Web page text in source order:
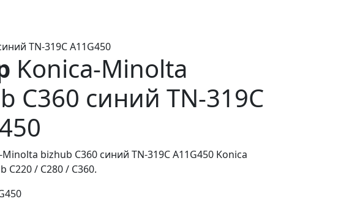
TN-319C A11G450
Konica-Minolta
C360 синий TN-319C
bizhub C360 синий TN-319C A11G450 Konica
C220 / C280 / C360.